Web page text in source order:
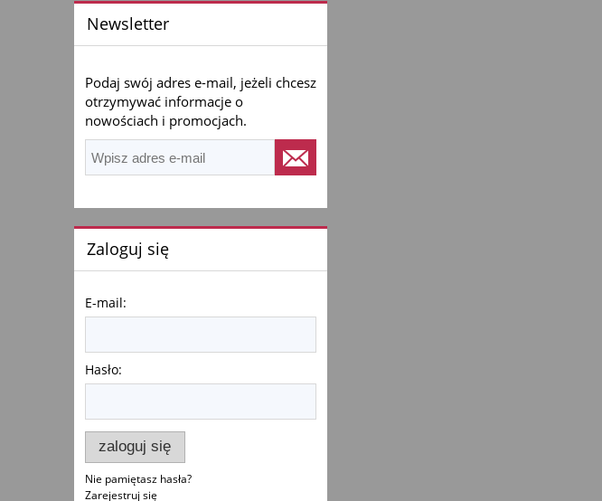
Newsletter
Podaj swój adres e-mail, jeżeli chcesz
otrzymywać informacje o
nowościach i promocjach.
Zaloguj się
E-mail:
Hasło:
zaloguj się
Nie pamiętasz hasła?
Zarejestruj się